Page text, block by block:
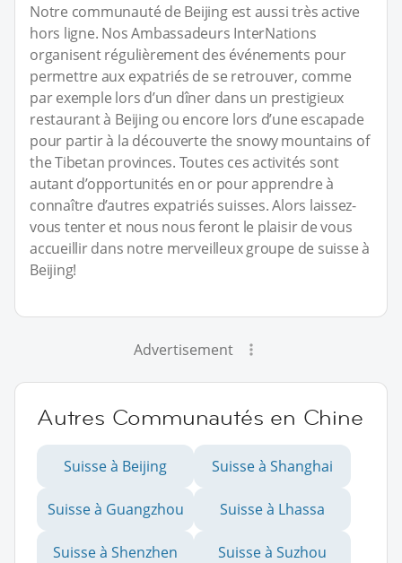
Notre communauté de Beijing est aussi très active
hors ligne. Nos Ambassadeurs InterNations
organisent régulièrement des événements pour
permettre aux expatriés de se retrouver, comme
par exemple lors d’un dîner dans un prestigieux
restaurant à Beijing ou encore lors d’une escapade
pour partir à la découverte the snowy mountains of
the Tibetan provinces. Toutes ces activités sont
autant d’opportunités en or pour apprendre à
connaître d’autres expatriés suisses. Alors laissez-
vous tenter et nous nous feront le plaisir de vous
accueillir dans notre merveilleux groupe de suisse à
Beijing!
Advertisement
Autres Communautés en Chine
Suisse à Beijing Suisse à Shanghai
Suisse à Guangzhou Suisse à Lhassa
Suisse à Shenzhen Suisse à Suzhou